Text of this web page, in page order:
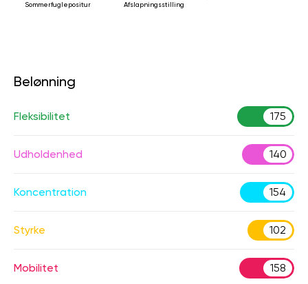
Sommerfuglepositur Afslapningsstilling
Belønning
Fleksibilitet 175
Udholdenhed 140
Koncentration 154
Styrke 102
Mobilitet 158